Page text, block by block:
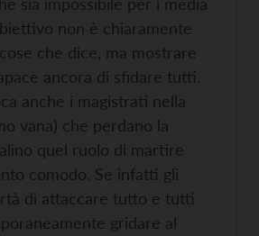
non è chiaramente
che dice, ma mostrare
ancora di sfidare tutti.
anche i magistrati nella
vana) che perdano la
quel ruolo di martire
comodo. Se infatti gli
di attaccare tutto e tutti
gridare al